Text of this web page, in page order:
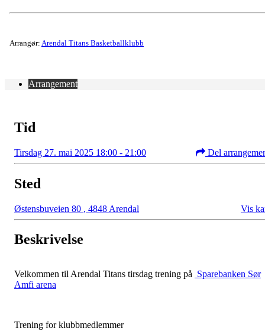
Arrangør: Arendal Titans Basketballklubb
Arrangement
Tid
Tirsdag 27. mai 2025 18:00 - 21:00 Del
Sted
Østensbuveien 80 , 4848 Arendal Vis
Beskrivelse
Velkommen til Arendal Titans tirsdag trening på Sparebanken Sør
Amfi arena
Trening for klubbmedlemmer